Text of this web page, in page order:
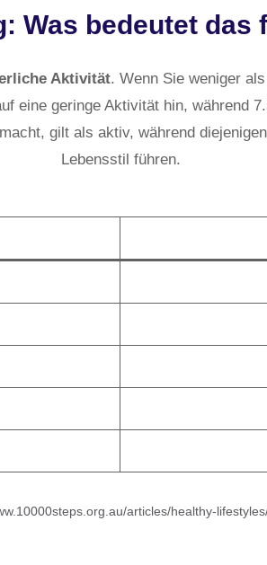
Was bedeutet das
Aktivität. Wenn Sie weniger
eine geringe Aktivität hin, während
gilt als aktiv, während
Lebensstil führen.
articles/healthy-